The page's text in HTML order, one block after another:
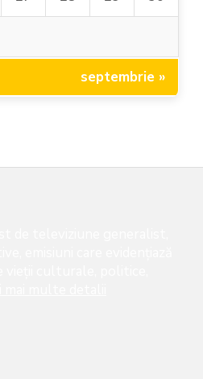
septembrie »